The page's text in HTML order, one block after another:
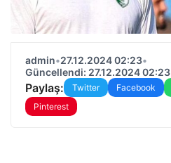
admin•27.12.2024 02:23•
Güncellendi: 27.12.2024 02:23
Paylaş: Twitter Facebook
Pinterest